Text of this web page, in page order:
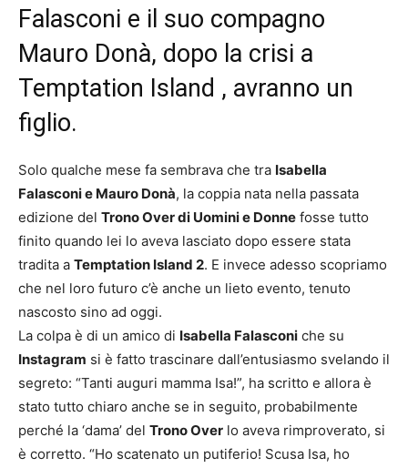
Falasconi e il suo compagno
Mauro Donà, dopo la crisi a
Temptation Island , avranno un
figlio.
Solo qualche mese fa sembrava che tra Isabella
Falasconi e Mauro Donà, la coppia nata nella passata
edizione del Trono Over di Uomini e Donne fosse tutto
finito quando lei lo aveva lasciato dopo essere stata
tradita a Temptation Island 2. E invece adesso scopriamo
che nel loro futuro c’è anche un lieto evento, tenuto
nascosto sino ad oggi.
La colpa è di un amico di Isabella Falasconi che su
Instagram si è fatto trascinare dall’entusiasmo svelando il
segreto: “Tanti auguri mamma Isa!”, ha scritto e allora è
stato tutto chiaro anche se in seguito, probabilmente
perché la ‘dama’ del Trono Over lo aveva rimproverato, si
è corretto. “Ho scatenato un putiferio! Scusa Isa, ho